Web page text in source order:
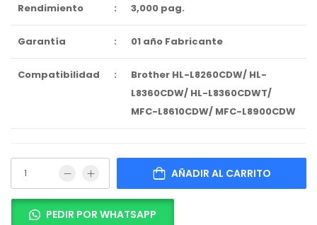
Rendimiento : 3,000 pag.
Garantía : 01 año Fabricante
Compatibilidad :
Brother HL-L8260CDW/ HL-
L8360CDW/ HL-L8360CDWT/
MFC-L8610CDW/ MFC-L8900CDW
AÑADIR AL CARRITO
PEDIR POR WHATSAPP